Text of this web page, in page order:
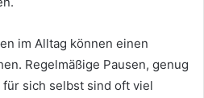
im Alltag können einen
Regelmäßige Pausen, genug
sich selbst sind oft viel